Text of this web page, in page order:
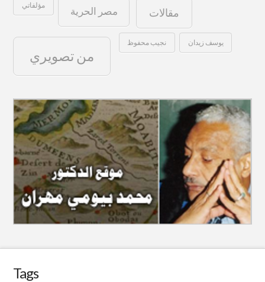
مؤلفاتي مصر الحرية مقالات
من تصويري
نجيب محفوظ يوسف زيدان
Tags